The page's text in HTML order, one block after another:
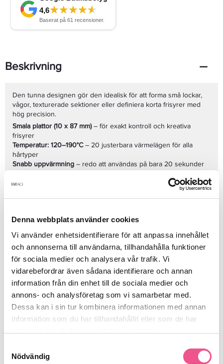
Denna webbplats använder cookies
Vi använder enhetsidentifierare för att anpassa innehållet
och annonserna till användarna, tillhandahålla funktioner
för sociala medier och analysera vår trafik. Vi
vidarebefordrar även sådana identifierare och annan
information från din enhet till de sociala medier och
annons- och analysföretag som vi samarbetar med.
Dessa kan i sin tur kombinera informationen med annan
information som du har tillhandahållit eller som de har
Nödvändig
Beskrivning
Den tunna designen gör den idealisk för att forma små lockar,
vågor, texturerade sektioner eller definiera korta frisyrer med
hög precision.
Smala plattor (10 x 87 mm)– för exakt kontroll och kreativa
frisyrer
Temperatur: 120–190°C– 20 justerbara värmelägen för alla
hårtyper
Snabb uppvärmning – redo att användas på bara 20 sekunder
Se mer
Produktdetaljer
Recensioner
Finns i:
Frisörshop Elverktyg Plattång Elverktyg & Klippmaskiner